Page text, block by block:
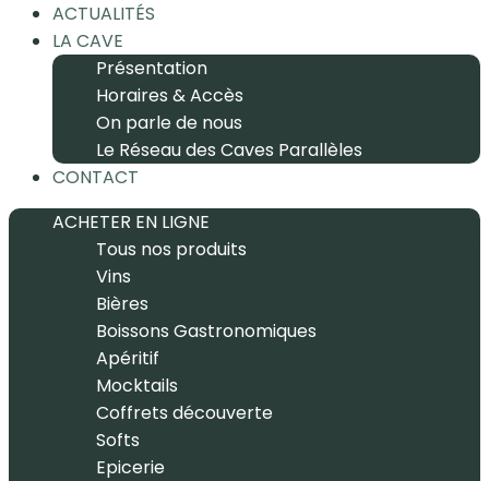
ACTUALITÉS
LA CAVE
Présentation
Horaires & Accès
On parle de nous
Le Réseau des Caves Parallèles
CONTACT
ACHETER EN LIGNE
Tous nos produits
Vins
Bières
Boissons Gastronomiques
Apéritif
Mocktails
Coffrets découverte
Softs
Epicerie